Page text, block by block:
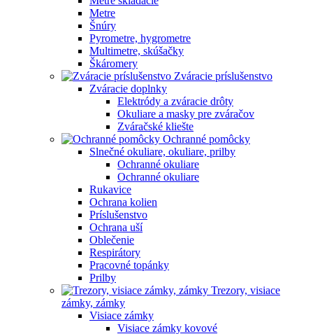
Metre
Šnúry
Pyrometre, hygrometre
Multimetre, skúšačky
Škáromery
Zváracie príslušenstvo
Zváracie doplnky
Elektródy a zváracie drôty
Okuliare a masky pre zváračov
Zváračské kliešte
Ochranné pomôcky
Slnečné okuliare, okuliare, prilby
Ochranné okuliare
Ochranné okuliare
Rukavice
Ochrana kolien
Príslušenstvo
Ochrana uší
Oblečenie
Respirátory
Pracovné topánky
Prilby
Trezory, visiace
zámky, zámky
Visiace zámky
Visiace zámky kovové